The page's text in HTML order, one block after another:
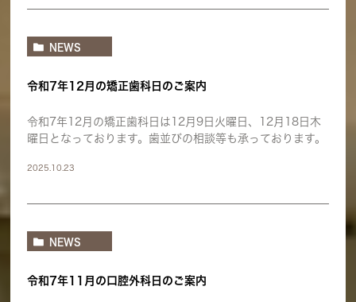
NEWS
令和7年12月の矯正歯科日のご案内
令和7年12月の矯正歯科日は12月9日火曜日、12月18日木
曜日となっております。歯並びの相談等も承っております。
2025.10.23
NEWS
令和7年11月の口腔外科日のご案内